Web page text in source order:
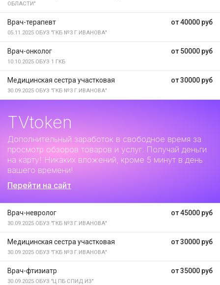
ОБЛАСТИ"
от 40000 руб
Врач-терапевт
05.11.2025 ОБУЗ "ГКБ №3 Г.ИВАНОВА"
от 50000 руб
Врач-онколог
10.10.2025 ОБУЗ 1 ГКБ
от 30000 руб
Медицинская сестра участковая
30.09.2025 ОБУЗ "ГКБ №3 Г.ИВАНОВА"
TVtoken
Дополнительный заработок в свободное время за
просмотр обзоров товаров и услуг. Получай деньги
на карту! Никаких вложений, кроме 5 минут в день
вашего времени!
Перейти на сайт
от 45000 руб
Врач-невролог
30.09.2025 ОБУЗ "ГКБ №3 Г.ИВАНОВА"
от 30000 руб
Медицинская сестра участковая
30.09.2025 ОБУЗ "ГКБ №3 Г.ИВАНОВА"
от 35000 руб
Врач-фтизиатр
30.09.2025 ОБУЗ "Ц ПБ СПИД ИЗ"